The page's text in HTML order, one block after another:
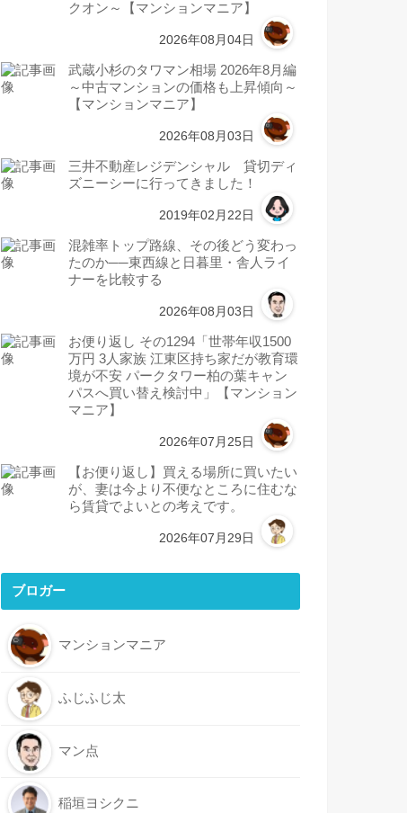
クオン～【マンションマニア】
2026年08月04日
武蔵小杉のタワマン相場 2026年8月編
～中古マンションの価格も上昇傾向～
【マンションマニア】
2026年08月03日
三井不動産レジデンシャル 貸切ディ
ズニーシーに行ってきました！
2019年02月22日
混雑率トップ路線、その後どう変わっ
たのか──東西線と日暮里・舎人ライ
ナーを比較する
2026年08月03日
お便り返し その1294「世帯年収1500
万円 3人家族 江東区持ち家だが教育環
境が不安 パークタワー柏の葉キャン
パスへ買い替え検討中」【マンション
マニア】
2026年07月25日
【お便り返し】買える場所に買いたい
が、妻は今より不便なところに住むな
ら賃貸でよいとの考えです。
2026年07月29日
ブロガー
マンションマニア
ふじふじ太
マン点
稲垣ヨシクニ